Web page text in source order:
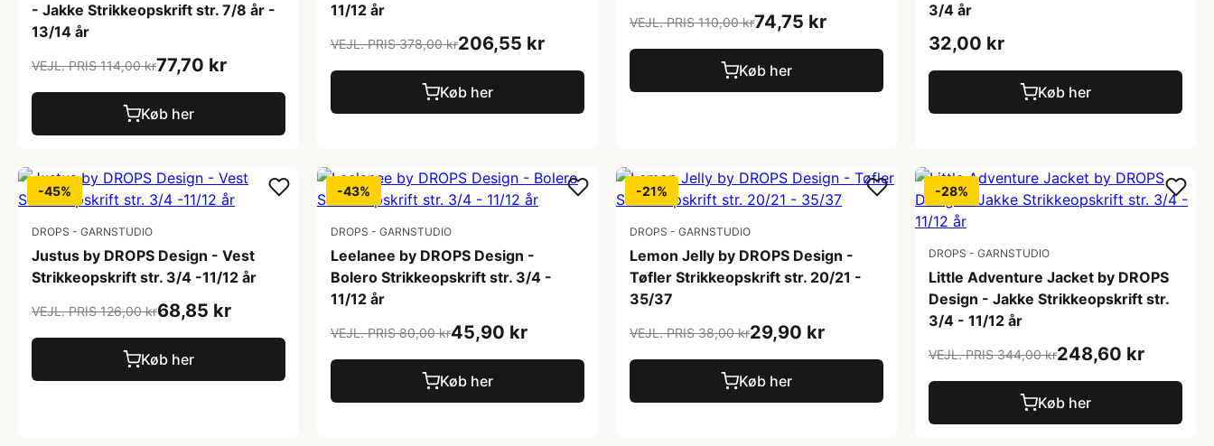
- Jakke Strikkeopskrift str. 7/8 år -
13/14 år
VEJL. PRIS 114,00 kr77,70 kr
Køb her
11/12 år
VEJL. PRIS 378,00 kr206,55 kr
Køb her
VEJL. PRIS 110,00 kr74,75 kr
Køb her
3/4 år
32,00 kr
Køb her
-45%
DROPS - GARNSTUDIO
Justus by DROPS Design - Vest
Strikkeopskrift str. 3/4 -11/12 år
VEJL. PRIS 126,00 kr68,85 kr
Køb her
-43%
DROPS - GARNSTUDIO
Leelanee by DROPS Design -
Bolero Strikkeopskrift str. 3/4 -
11/12 år
VEJL. PRIS 80,00 kr45,90 kr
Køb her
-21%
DROPS - GARNSTUDIO
Lemon Jelly by DROPS Design -
Tøfler Strikkeopskrift str. 20/21 -
35/37
VEJL. PRIS 38,00 kr29,90 kr
Køb her
-28%
DROPS - GARNSTUDIO
Little Adventure Jacket by DROPS
Design - Jakke Strikkeopskrift str.
3/4 - 11/12 år
VEJL. PRIS 344,00 kr248,60 kr
Køb her